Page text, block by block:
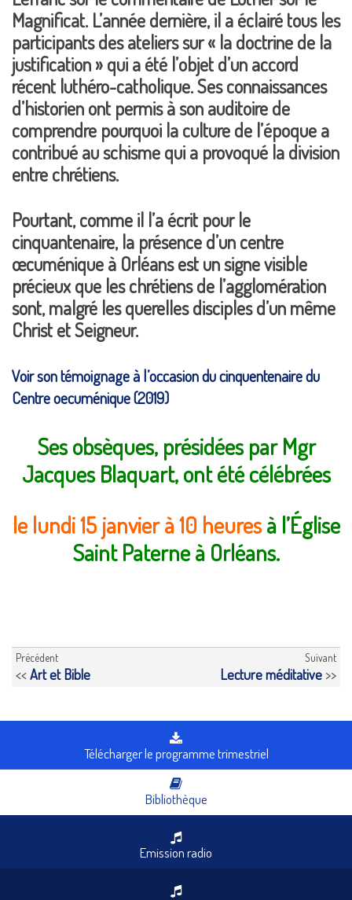
Magnificat. L’année dernière, il a éclairé tous les
participants des ateliers sur « la doctrine de la
justification » qui a été l’objet d’un accord
récent luthéro-catholique. Ses connaissances
d’historien ont permis à son auditoire de
comprendre pourquoi la culture de l’époque a
contribué au schisme qui a provoqué la division
entre chrétiens.
Pourtant, comme il l’a écrit pour le
cinquantenaire, la présence d’un centre
œcuménique à Orléans est un signe visible
précieux que les chrétiens de l’agglomération
sont, malgré les querelles disciples d’un même
Christ et Seigneur.
Voir son témoignage à l’occasion du cinquentenaire du
Centre oecuménique (2019)
Ses obsèques, présidées par Mgr
Jacques Blaquart, ont été célébrées
le lundi 15 janvier à 10 heuresà l’Église
Saint Paterne à Orléans.
Précédent
<<Art et Bible
Suivant
Lecture méditative >>
Télécharger le programme trimestriel
Bibliothèque
Emission radio